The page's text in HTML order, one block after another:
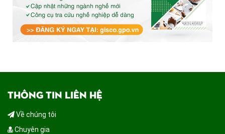
THÔNG TIN LIÊN HỆ
Về chúng tôi
Chuyên gia